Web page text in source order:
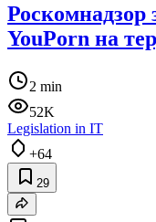
Роскомнадзор
YouPorn на
2 min
52K
Legislation in IT
+64
29